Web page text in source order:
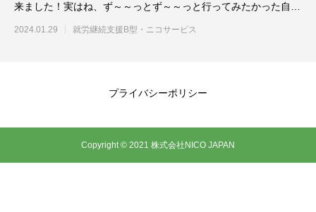
来ました！実はね、ず～～っとず～～っと行ってみたかった自衛
隊の演奏
2024.01.29 就労継続支援B型・ニコサービス
プライバシーポリシー
Copyright © 2021 株式会社NICO JAPAN